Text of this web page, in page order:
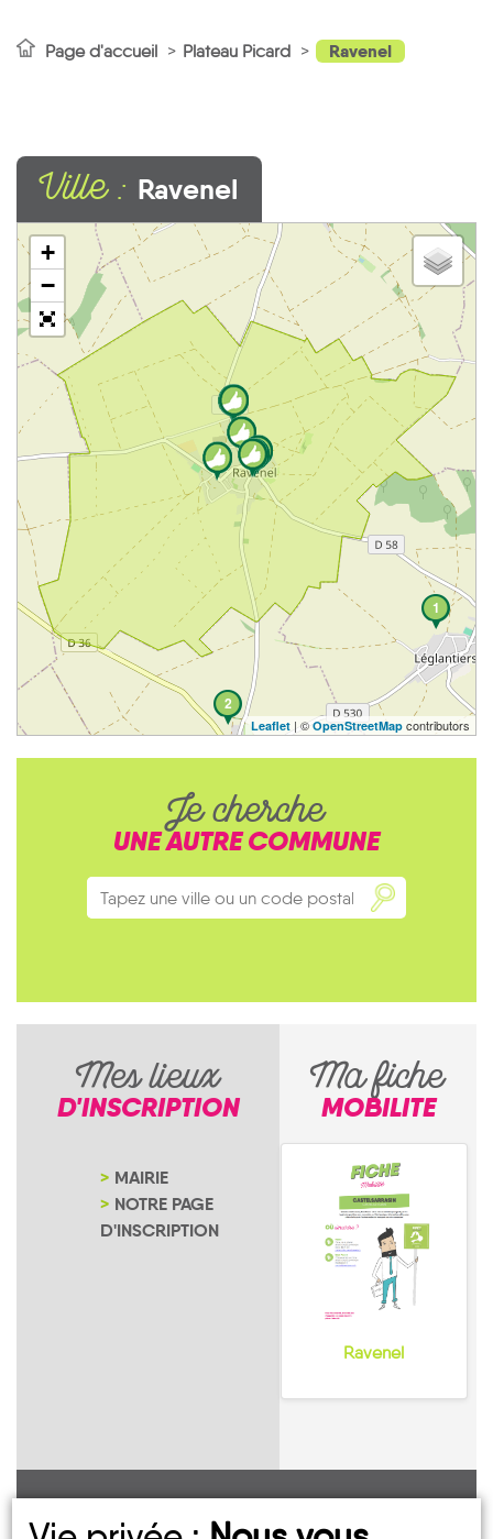
Page d'accueil Plateau Picard Ravenel
Ville : Ravenel
2
1
+
−
Leaflet | © OpenStreetMap contributors
Je cherche
UNE AUTRE COMMUNE
Mes lieux
D'INSCRIPTION
MAIRIE
NOTRE PAGE
D'INSCRIPTION
Ma fiche
MOBILITE
Ravenel